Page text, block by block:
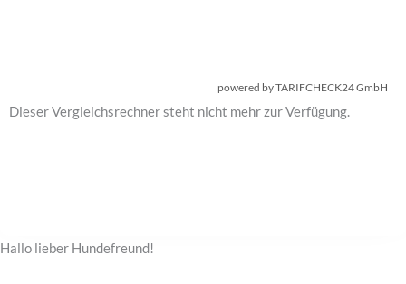
powered by TARIFCHECK24 GmbH
Dieser Vergleichsrechner steht nicht mehr zur Verfügung.
Hallo lieber Hundefreund!